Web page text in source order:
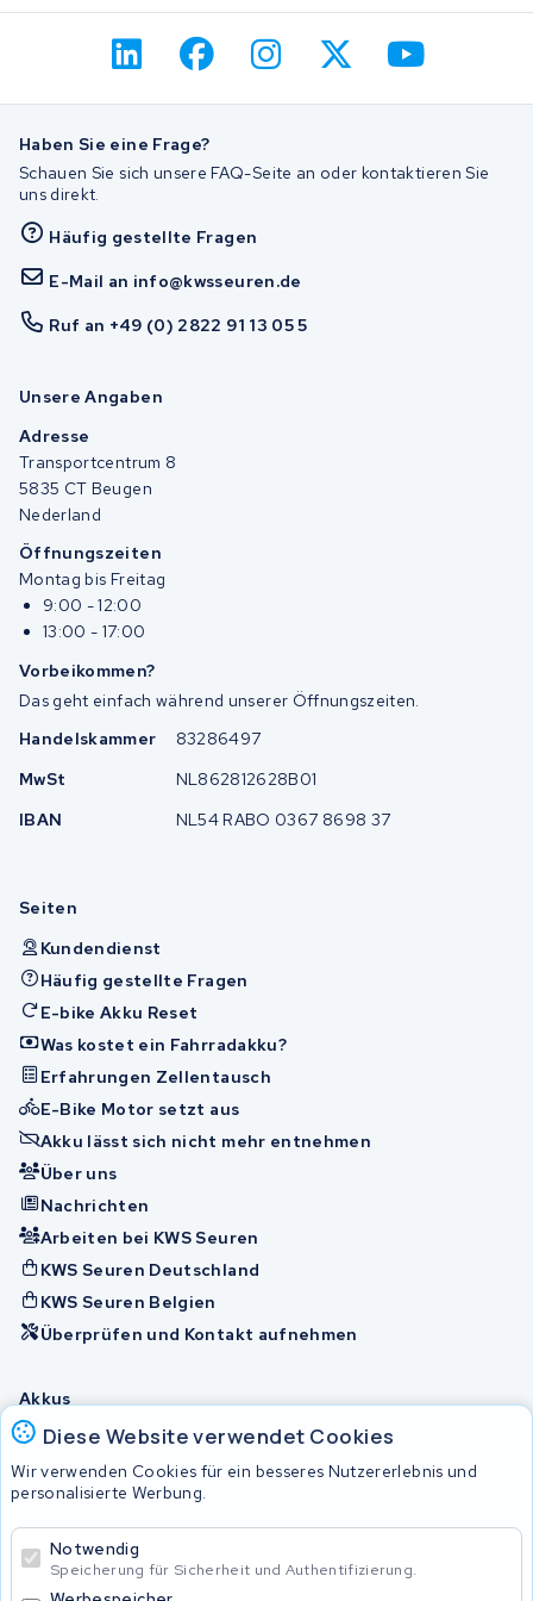
Diese Website verwendet Cookies
Wir verwenden Cookies für ein besseres Nutzererlebnis und
personalisierte Werbung.
Notwendig
Speicherung für Sicherheit und Authentifizierung.
Haben Sie eine Frage?
Schauen Sie sich unsere FAQ-Seite an oder kontaktieren Sie
uns direkt.
Häufig gestellte Fragen
E-Mail an info@kwsseuren.de
Ruf an +49 (0) 2822 91 13 05 5
Unsere Angaben
Adresse
Transportcentrum 8
5835 CT Beugen
Nederland
Öffnungszeiten
Montag bis Freitag
9:00 - 12:00
13:00 - 17:00
Vorbeikommen?
Das geht einfach während unserer Öffnungszeiten.
Handelskammer
83286497
MwSt
NL862812628B01
IBAN
NL54 RABO 0367 8698 37
Seiten
Kundendienst
Häufig gestellte Fragen
E-bike Akku Reset
Was kostet ein Fahrradakku?
Erfahrungen Zellentausch
E-Bike Motor setzt aus
Akku lässt sich nicht mehr entnehmen
Über uns
Nachrichten
Arbeiten bei KWS Seuren
KWS Seuren Deutschland
KWS Seuren Belgien
Überprüfen und Kontakt aufnehmen
Akkus
© 2026 KWS Seuren
Privacy Policy